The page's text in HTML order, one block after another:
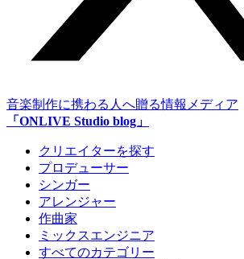
音楽制作に携わる人へ贈る情報メディア
「ONLIVE Studio blog」
クリエイターを探す
プロデューサー
シンガー
アレンジャー
作曲家
ミックスエンジニア
すべてのカテゴリー